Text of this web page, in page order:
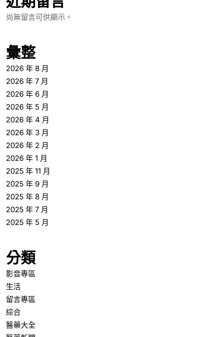
尚無留言可供顯示。
彙整
2026 年 8 月
2026 年 7 月
2026 年 6 月
2026 年 5 月
2026 年 4 月
2026 年 3 月
2026 年 2 月
2026 年 1 月
2025 年 11 月
2025 年 9 月
2025 年 8 月
2025 年 7 月
2025 年 5 月
分類
影音專區
生活
留言專區
綜合
醫藥大全